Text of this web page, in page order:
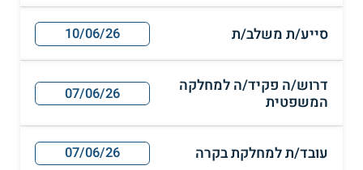
סייע/ת משלב/ת 10/06/26
דרוש/ה פקיד/ה למחלקה
המשפטית
07/06/26
עובד/ת למחלקת בקרה 07/06/26